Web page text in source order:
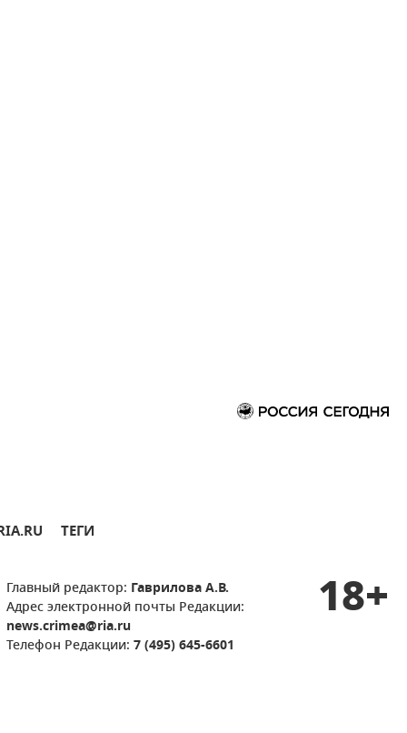
ТЕГИ
Главный редактор: Гаврилова А.В.
Адрес электронной почты Редакции:
news.crimea@ria.ru
Телефон Редакции: 7 (495) 645-6601
18+